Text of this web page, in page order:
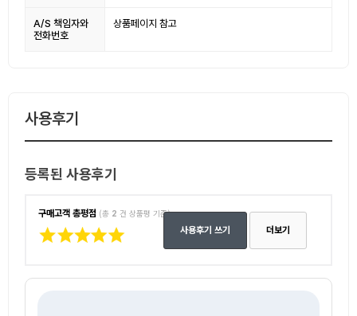
A/S 책임자와
전화번호
상품페이지 참고
사용후기
등록된 사용후기
구매고객 총평점 (총 2 건 상품평 기준)
사용후기 쓰기 더보기